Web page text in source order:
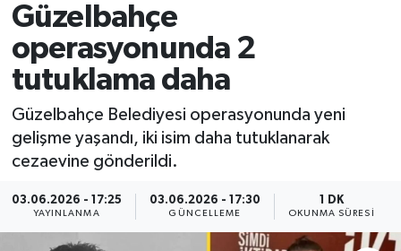
Güzelbahçe
operasyonunda 2
tutuklama daha
Güzelbahçe Belediyesi operasyonunda yeni
gelişme yaşandı, iki isim daha tutuklanarak
cezaevine gönderildi.
03.06.2026 - 17:25
YAYINLANMA
03.06.2026 - 17:30
GÜNCELLEME
1 DK
OKUNMA SÜRESI
Çevre
Dünya
Eğitim
Ekonomi
Genel
Gündem
İzmir Namaz Vakitleri
İstanbul Trafik Yoğunluk Haritası
Süper Lig Puan Durumu ve Fikstür
Tüm Manşetler
Son Dakika Haberleri
Haber Arşivi